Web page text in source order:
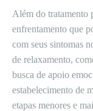
Além do tratamento
enfrentamento que
com seus sintomas
de relaxamento,
busca de apoio
estabelecimento de
etapas menores e